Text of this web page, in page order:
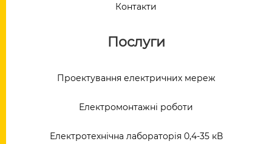
Контакти
Послуги
Проектування електричних мереж
Електромонтажні роботи
Електротехнічна лабораторія 0,4-35 кВ